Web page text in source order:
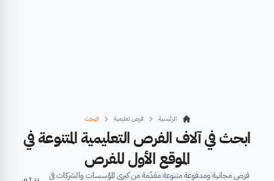
الرئيسية فرص تعليمية البحث
ابحث في آلاف الفرص التعليمية المتنوعة في
الموقع الأول للفرص
فرص مجانية ومدفوعة متنوعة مقدّمة من كبرى المؤسسات والشركات في